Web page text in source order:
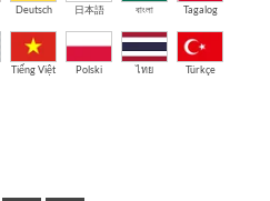
Deutsch 日本語 বাংলা Tagalog
Tiếng Việt Polski ไทย Türkçe